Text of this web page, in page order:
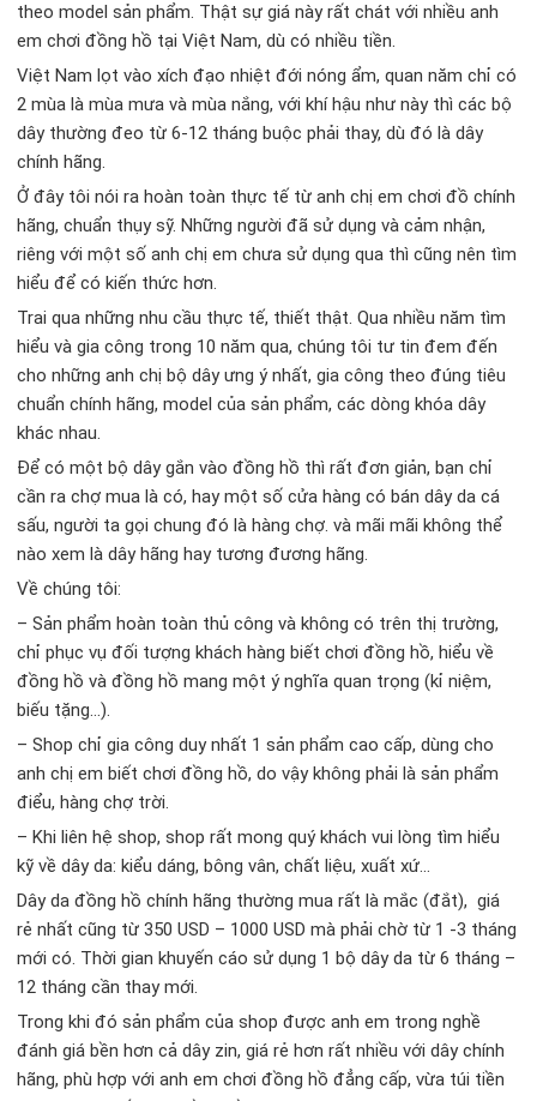
theo model sản phẩm. Thật sự giá này rất chát với nhiều anh
em chơi đồng hồ tại Việt Nam, dù có nhiều tiền.
Việt Nam lọt vào xích đạo nhiệt đới nóng ẩm, quan năm chỉ có
2 mùa là mùa mưa và mùa nắng, với khí hậu như này thì các bộ
dây thường đeo từ 6-12 tháng buộc phải thay, dù đó là dây
chính hãng.
Ở đây tôi nói ra hoàn toàn thực tế từ anh chị em chơi đồ chính
hãng, chuẩn thụy sỹ. Những người đã sử dụng và cảm nhận,
riêng với một số anh chị em chưa sử dụng qua thì cũng nên tìm
hiểu để có kiến thức hơn.
Trai qua những nhu cầu thực tế, thiết thật. Qua nhiều năm tìm
hiểu và gia công trong 10 năm qua, chúng tôi tư tin đem đến
cho những anh chị bộ dây ưng ý nhất, gia công theo đúng tiêu
chuẩn chính hãng, model của sản phẩm, các dòng khóa dây
khác nhau.
Để có một bộ dây gắn vào đồng hồ thì rất đơn giản, bạn chỉ
cần ra chợ mua là có, hay một số cửa hàng có bán dây da cá
sấu, người ta gọi chung đó là hàng chợ. và mãi mãi không thể
nào xem là dây hãng hay tương đương hãng.
Về chúng tôi:
– Sản phẩm hoàn toàn thủ công và không có trên thị trường,
chỉ phục vụ đối tượng khách hàng biết chơi đồng hồ, hiểu về
đồng hồ và đồng hồ mang một ý nghĩa quan trọng (kỉ niệm,
biếu tặng…).
– Shop chỉ gia công duy nhất 1 sản phẩm cao cấp, dùng cho
anh chị em biết chơi đồng hồ, do vậy không phải là sản phẩm
điểu, hàng chợ trời.
– Khi liên hệ shop, shop rất mong quý khách vui lòng tìm hiểu
kỹ về dây da: kiểu dáng, bông vân, chất liệu, xuất xứ…
Dây da đồng hồ chính hãng thường mua rất là mắc (đắt), giá
rẻ nhất cũng từ 350 USD – 1000 USD mà phải chờ từ 1 -3 tháng
mới có. Thời gian khuyến cáo sử dụng 1 bộ dây da từ 6 tháng –
12 tháng cần thay mới.
Trong khi đó sản phẩm của shop được anh em trong nghề
đánh giá bền hơn cả dây zin, giá rẻ hơn rất nhiều với dây chính
hãng, phù hợp với anh em chơi đồng hồ đẳng cấp, vừa túi tiền